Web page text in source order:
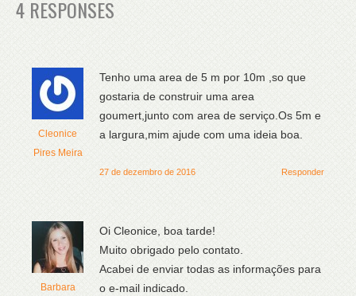
4 RESPONSES
Cleonice
Pires Meira
Tenho uma area de 5 m por 10m ,so que
gostaria de construir uma area
goumert,junto com area de serviço.Os 5m e
a largura,mim ajude com uma ideia boa.
Responder
27 de dezembro de 2016
Barbara
Oi Cleonice, boa tarde!
Muito obrigado pelo contato.
Acabei de enviar todas as informações para
o e-mail indicado.